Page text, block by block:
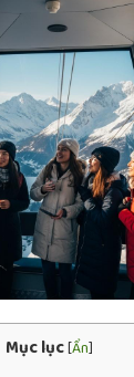
Mục lục[Ẩn]